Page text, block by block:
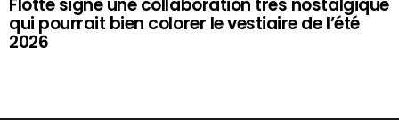
qui pourrait bien colorer le vestiaire de l’été
2026